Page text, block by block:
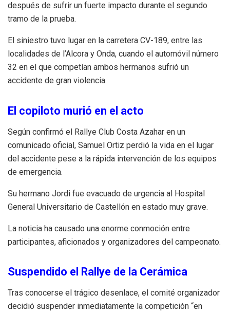
después de sufrir un fuerte impacto durante el segundo
tramo de la prueba.
El siniestro tuvo lugar en la carretera CV-189, entre las
localidades de l’Alcora y Onda, cuando el automóvil número
32 en el que competían ambos hermanos sufrió un
accidente de gran violencia.
El copiloto murió en el acto
Según confirmó el Rallye Club Costa Azahar en un
comunicado oficial, Samuel Ortiz perdió la vida en el lugar
del accidente pese a la rápida intervención de los equipos
de emergencia.
Su hermano Jordi fue evacuado de urgencia al Hospital
General Universitario de Castellón en estado muy grave.
La noticia ha causado una enorme conmoción entre
participantes, aficionados y organizadores del campeonato.
Suspendido el Rallye de la Cerámica
Tras conocerse el trágico desenlace, el comité organizador
decidió suspender inmediatamente la competición “en